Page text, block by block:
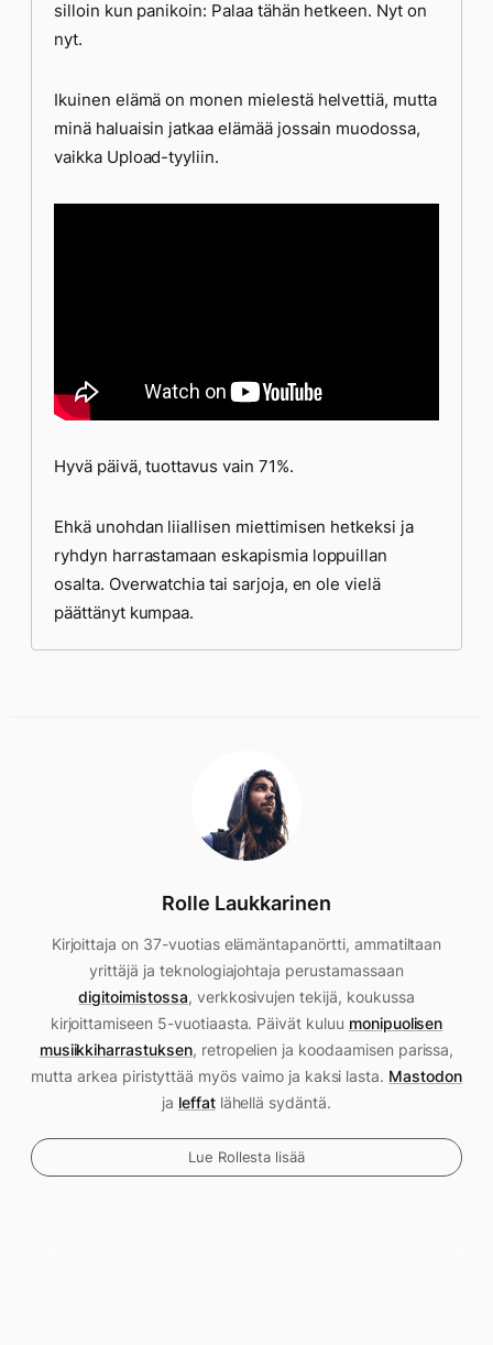
silloin kun panikoin: Palaa tähän hetkeen. Nyt on
nyt.
Ikuinen elämä on monen mielestä helvettiä, mutta
minä haluaisin jatkaa elämää jossain muodossa,
vaikka Upload-tyyliin.
Hyvä päivä, tuottavus vain 71%.
Ehkä unohdan liiallisen miettimisen hetkeksi ja
ryhdyn harrastamaan eskapismia loppuillan
osalta. Overwatchia tai sarjoja, en ole vielä
päättänyt kumpaa.
Rolle Laukkarinen
Kirjoittaja on 37-vuotias elämäntapanörtti, ammatiltaan
yrittäjä ja teknologiajohtaja perustamassaan
digitoimistossa, verkkosivujen tekijä, koukussa
kirjoittamiseen 5-vuotiaasta. Päivät kuluu monipuolisen
musiikkiharrastuksen, retropelien ja koodaamisen parissa,
mutta arkea piristyttää myös vaimo ja kaksi lasta. Mastodon
ja leffatlähellä sydäntä.
Lue Rollesta lisää